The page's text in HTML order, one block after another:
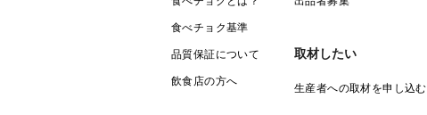
食べチョク基準
品質保証について
飲食店の方へ
取材したい
生産者への取材を申し込む